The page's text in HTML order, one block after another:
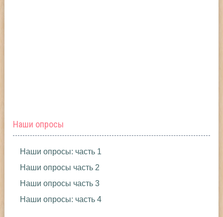
Наши опросы
Наши опросы: часть 1
Наши опросы часть 2
Наши опросы часть 3
Наши опросы: часть 4